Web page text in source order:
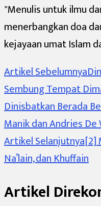
"Menulis untuk ilmu
menerbangkan doa
kejayaan umat Islam
Navigasi
Artikel
Artikel Sebelumnya
Sembung Tempat
Dinisbatkan Berada
Manik dan Andries De
Artikel Selanjutnya[2]
Na’lain, dan Khuffain
Artikel